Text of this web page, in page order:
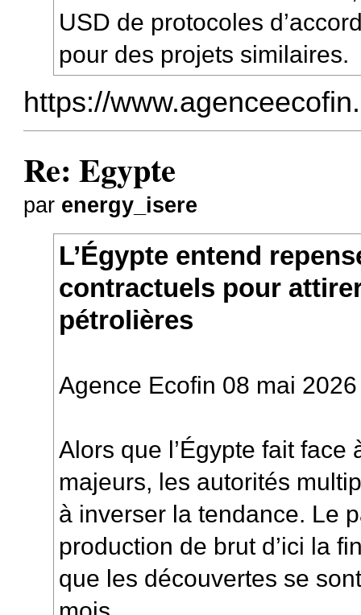
USD de protocoles
pour des projets similaires.
https://
Re: Egypte
par energy_isere
L’Égypte entend
contractuels pour
pétrolières
Agence Ecofin 08 mai 2026
Alors que l’Égypte fait
majeurs, les autorités
à inverser la tendance. Le
production de brut d’ici la
que les découvertes se